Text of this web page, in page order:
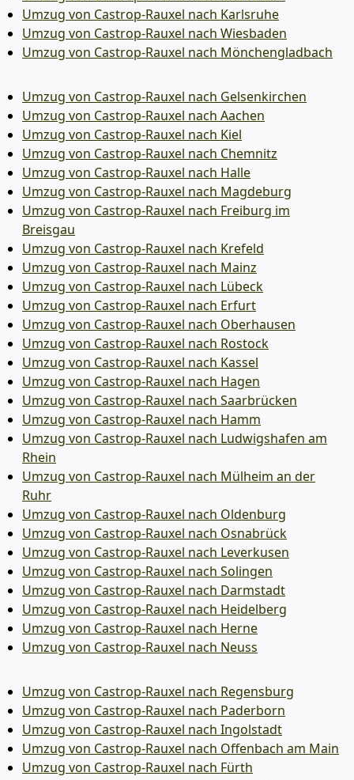
Umzug von Castrop-Rauxel nach Karlsruhe
Umzug von Castrop-Rauxel nach Wiesbaden
Umzug von Castrop-Rauxel nach Mönchen­gladbach
Umzug von Castrop-Rauxel nach Gelsenkirchen
Umzug von Castrop-Rauxel nach Aachen
Umzug von Castrop-Rauxel nach Kiel
Umzug von Castrop-Rauxel nach Chemnitz
Umzug von Castrop-Rauxel nach Halle
Umzug von Castrop-Rauxel nach Magdeburg
Umzug von Castrop-Rauxel nach Freiburg im
Breisgau
Umzug von Castrop-Rauxel nach Krefeld
Umzug von Castrop-Rauxel nach Mainz
Umzug von Castrop-Rauxel nach Lübeck
Umzug von Castrop-Rauxel nach Erfurt
Umzug von Castrop-Rauxel nach Oberhausen
Umzug von Castrop-Rauxel nach Rostock
Umzug von Castrop-Rauxel nach Kassel
Umzug von Castrop-Rauxel nach Hagen
Umzug von Castrop-Rauxel nach Saarbrücken
Umzug von Castrop-Rauxel nach Hamm
Umzug von Castrop-Rauxel nach Ludwigshafen am
Rhein
Umzug von Castrop-Rauxel nach Mülheim an der
Ruhr
Umzug von Castrop-Rauxel nach Oldenburg
Umzug von Castrop-Rauxel nach Osnabrück
Umzug von Castrop-Rauxel nach Leverkusen
Umzug von Castrop-Rauxel nach Solingen
Umzug von Castrop-Rauxel nach Darmstadt
Umzug von Castrop-Rauxel nach Heidelberg
Umzug von Castrop-Rauxel nach Herne
Umzug von Castrop-Rauxel nach Neuss
Umzug von Castrop-Rauxel nach Regensburg
Umzug von Castrop-Rauxel nach Paderborn
Umzug von Castrop-Rauxel nach Ingolstadt
Umzug von Castrop-Rauxel nach Offenbach am Main
Umzug von Castrop-Rauxel nach Fürth